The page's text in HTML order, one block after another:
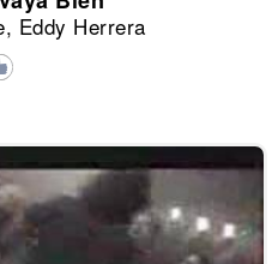
Eddy Herrera